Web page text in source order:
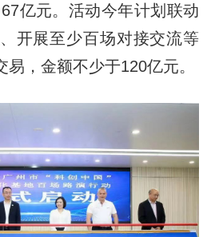
亿元。活动今年计划联动
开展至少百场对接交流等
，金额不少于120亿元。